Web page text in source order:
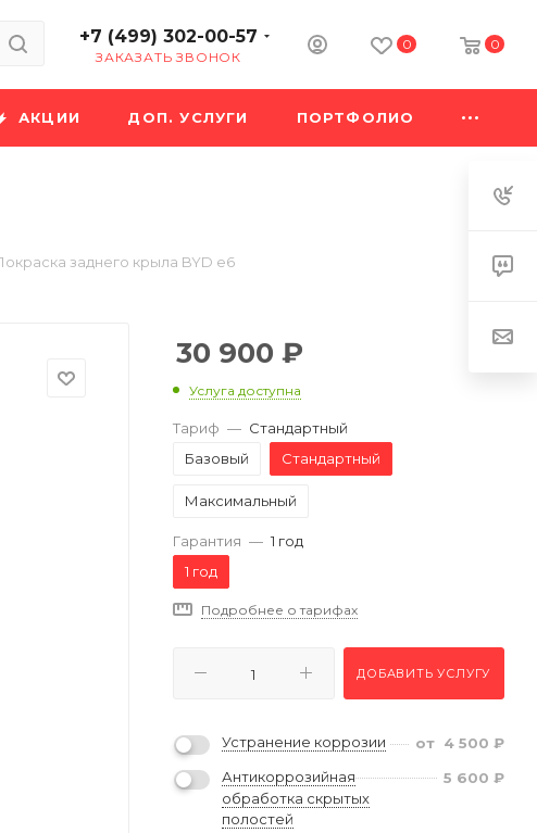
+7 (499) 302-00-57
ЗАКАЗАТЬ ЗВОНОК
0 0
АКЦИИ ДОП. УСЛУГИ ПОРТФОЛИО
заднего крыла BYD e6
30 900 ₽
Услуга доступна
Тариф — Стандартный
Базовый
Стандартный
Максимальный
Гарантия — 1 год
1 год
Подробнее о тарифах
ДОБАВИТЬ УСЛУГУ
Устранение коррозии от 4 500 ₽
Антикоррозийная
обработка скрытых
полостей
5 600 ₽